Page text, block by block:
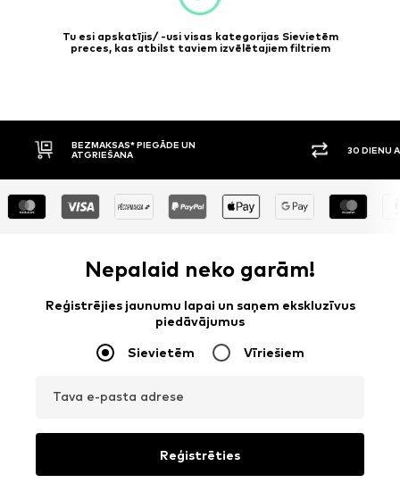
Tu esi apskatījis/ -usi visas kategorijas Sievietēm
preces, kas atbilst taviem izvēlētajiem filtriem
30 DIENU ATGRIEŠANAS TIESĪBAS
Nepalaid neko garām!
Reģistrējies jaunumu lapai un saņem ekskluzīvus
piedāvājumus
Sievietēm Vīriešiem
Tava e-pasta adrese
Reģistrēties